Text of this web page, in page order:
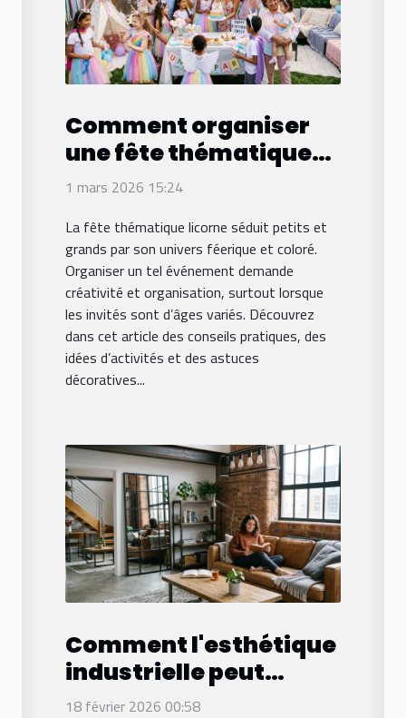
Comment organiser
une fête thématique
licorne pour différents
1 mars 2026 15:24
La fête thématique licorne séduit petits et
grands par son univers féerique et coloré.
Organiser un tel événement demande
créativité et organisation, surtout lorsque
les invités sont d’âges variés. Découvrez
dans cet article des conseils pratiques, des
idées d’activités et des astuces
décoratives...
Comment l'esthétique
industrielle peut
transformer votre
18 février 2026 00:58